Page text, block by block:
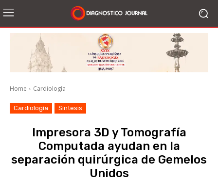
Home Cardiología
Cardiología Síntesis
Impresora 3D y Tomografía
Computada ayudan en la
separación quirúrgica de Gemelos
Unidos